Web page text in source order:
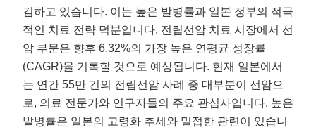
김하고 있습니다. 이는 높은 발병률과 일본 정부의 적극
적인 치료 전략 덕분입니다. 전립선암 치료 시장에서 선
암 부문은 향후 6.32%의 가장 높은 연평균 성장률
(CAGR)을 기록할 것으로 예상됩니다. 현재 일본에서
는 연간 55만 건의 전립선암 사례 중 대부분이 선암으
로, 의료 전문가와 연구자들의 주요 관심사입니다. 높은
발병률은 일본의 고령화 추세와 밀접한 관련이 있습니